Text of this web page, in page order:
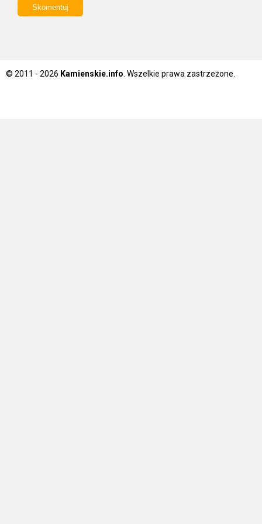
© 2011 - 2026 Kamienskie.info . Wszelkie prawa zastrzeżone.